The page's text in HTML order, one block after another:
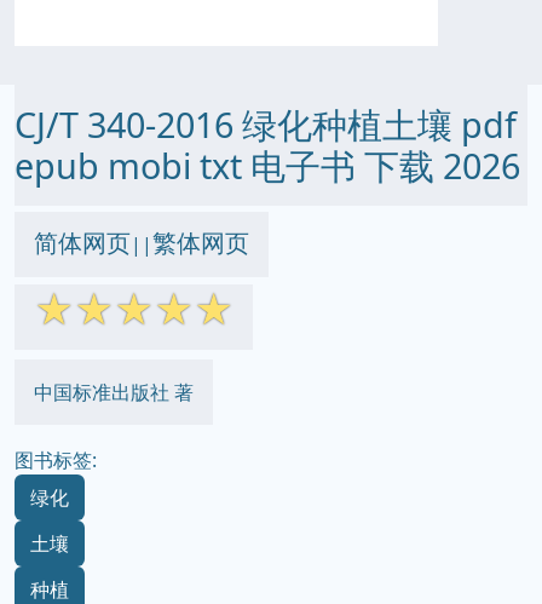
CJ/T 340-2016 绿化种植土壤 pdf
epub mobi txt 电子书 下载 2026
简体网页||繁体网页
☆☆☆☆☆
中国标准出版社 著
图书标签:
绿化
土壤
种植